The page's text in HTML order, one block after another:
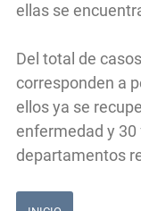
ellas se
Del total de
corresponden a
ellos ya se
enfermedad y
departamentos